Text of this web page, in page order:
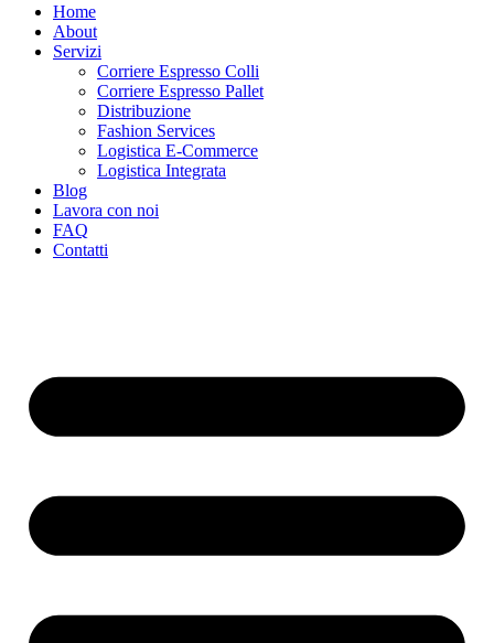
Home
About
Servizi
Corriere Espresso Colli
Corriere Espresso Pallet
Distribuzione
Fashion Services
Logistica E-Commerce
Logistica Integrata
Blog
Lavora con noi
FAQ
Contatti